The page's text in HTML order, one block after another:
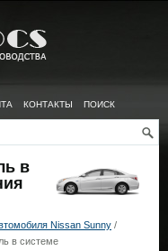
КОНТАКТЫ ПОИСК
в
Nissan Sunny /
в системе